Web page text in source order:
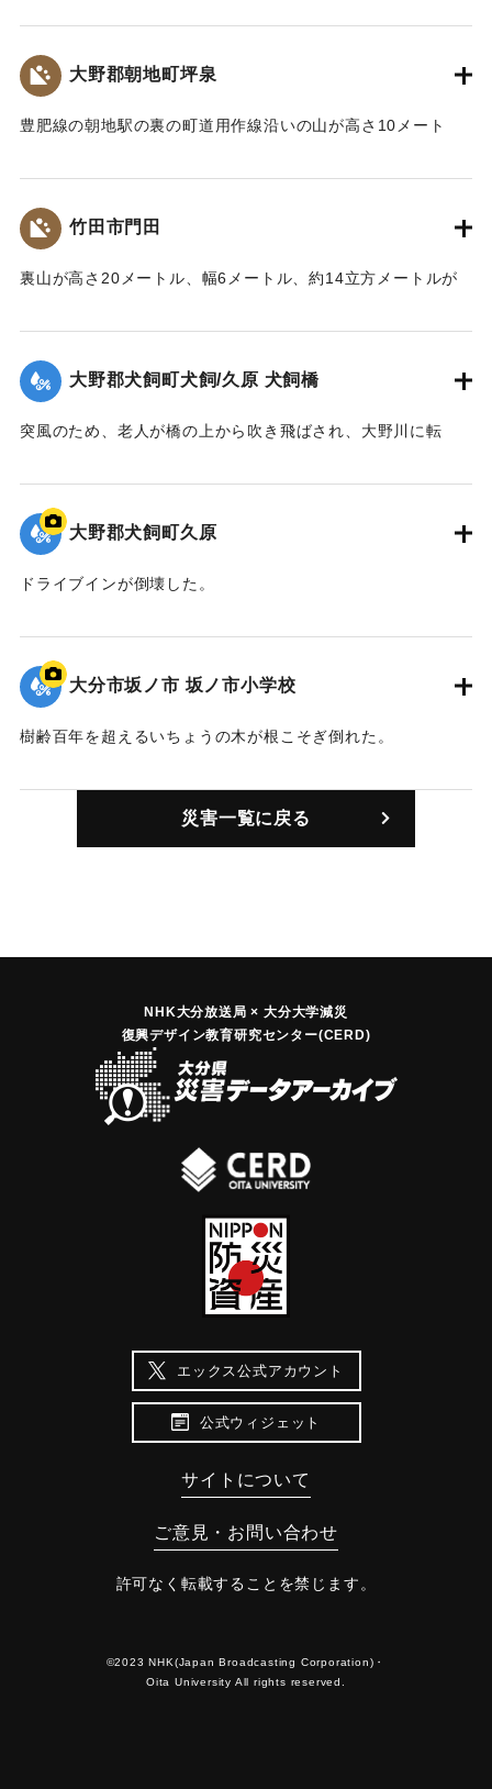
｜固有コード:
大野郡朝地町坪泉
豊肥線の朝地駅の裏の町道用作線沿いの山が高さ10メート
メートルの土砂が道路を隔てた住宅を押しつぶした。80代の
ひとり暮らしの女性が巻き込まれ死亡した。
【出典：大分合同新聞 1971年8月5日朝刊11面】
竹田市門田
裏山が高さ20メートル、幅6メートル、約14立方メートルが
民、あわせて150人ほどが救助作業を行った結果、50代の女
性と中学2年生の女子生徒の遺体が発見された。
【出典：大分合同新聞 1971年8月5日夕刊1面】
大野郡犬飼町犬飼/久原 犬飼橋
突風のため、老人が橋の上から吹き飛ばされ、大野川に転
大野川河口近くで遺体が発見された。
【出典：消防年報〔昭和46年〕】
｜固有コード: 00793003
大野郡犬飼町久原
ドライブインが倒壊した。
｜固有コード:00793004
大分市坂ノ市 坂ノ市小学校
樹齢百年を超えるいちょうの木が根こそぎ倒れた。
｜固有コード:00793005
災害一覧に戻る
NHK大分放送局 × 大分大学減災
復興デザイン教育研究センター(CERD)
エックス公式アカウント
公式ウィジェット
サイトについて
ご意見・お問い合わせ
許可なく転載することを禁じます。
©2023 NHK(Japan Broadcasting Corporation)・
Oita University All rights reserved.